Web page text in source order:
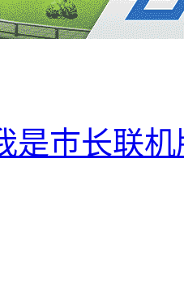
是巿长联机